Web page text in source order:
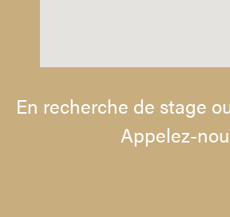
En recherche de stage
Appelez-